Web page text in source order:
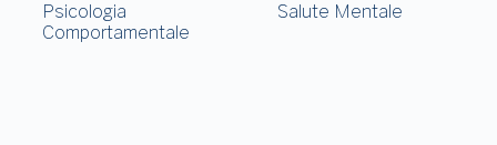
Psicologia
Comportamentale
Salute Mentale